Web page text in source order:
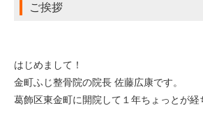
ご挨拶
はじめまして！
金町ふじ整骨院の院長 佐藤広康です。
葛飾区東金町に開院して１年ちょっとが経